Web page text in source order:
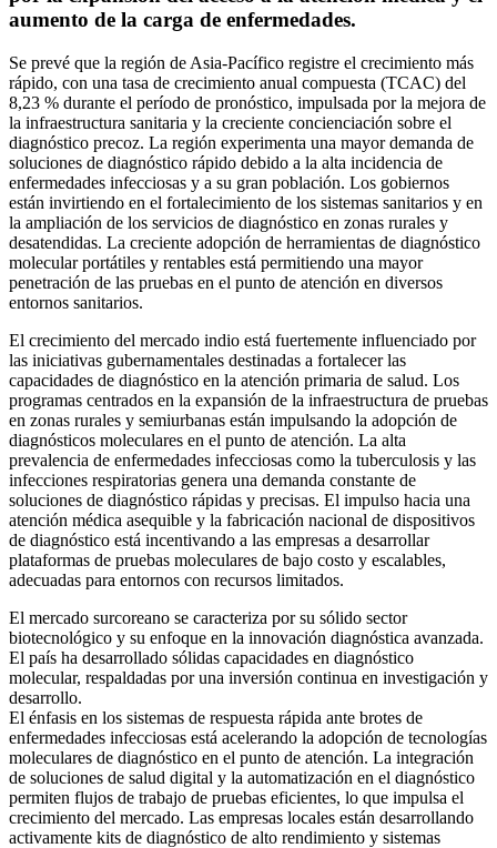
aumento de la carga de enfermedades.
Se prevé que la región de Asia-Pacífico registre el crecimiento más
rápido, con una tasa de crecimiento anual compuesta (TCAC) del
8,23 % durante el período de pronóstico, impulsada por la mejora de
la infraestructura sanitaria y la creciente concienciación sobre el
diagnóstico precoz. La región experimenta una mayor demanda de
soluciones de diagnóstico rápido debido a la alta incidencia de
enfermedades infecciosas y a su gran población. Los gobiernos
están invirtiendo en el fortalecimiento de los sistemas sanitarios y en
la ampliación de los servicios de diagnóstico en zonas rurales y
desatendidas. La creciente adopción de herramientas de diagnóstico
molecular portátiles y rentables está permitiendo una mayor
penetración de las pruebas en el punto de atención en diversos
entornos sanitarios.
El crecimiento del mercado indio está fuertemente influenciado por
las iniciativas gubernamentales destinadas a fortalecer las
capacidades de diagnóstico en la atención primaria de salud. Los
programas centrados en la expansión de la infraestructura de pruebas
en zonas rurales y semiurbanas están impulsando la adopción de
diagnósticos moleculares en el punto de atención. La alta
prevalencia de enfermedades infecciosas como la tuberculosis y las
infecciones respiratorias genera una demanda constante de
soluciones de diagnóstico rápidas y precisas. El impulso hacia una
atención médica asequible y la fabricación nacional de dispositivos
de diagnóstico está incentivando a las empresas a desarrollar
plataformas de pruebas moleculares de bajo costo y escalables,
adecuadas para entornos con recursos limitados.
El mercado surcoreano se caracteriza por su sólido sector
biotecnológico y su enfoque en la innovación diagnóstica avanzada.
El país ha desarrollado sólidas capacidades en diagnóstico
molecular, respaldadas por una inversión continua en investigación y
desarrollo.
El énfasis en los sistemas de respuesta rápida ante brotes de
enfermedades infecciosas está acelerando la adopción de tecnologías
moleculares de diagnóstico en el punto de atención. La integración
de soluciones de salud digital y la automatización en el diagnóstico
permiten flujos de trabajo de pruebas eficientes, lo que impulsa el
crecimiento del mercado. Las empresas locales están desarrollando
activamente kits de diagnóstico de alto rendimiento y sistemas